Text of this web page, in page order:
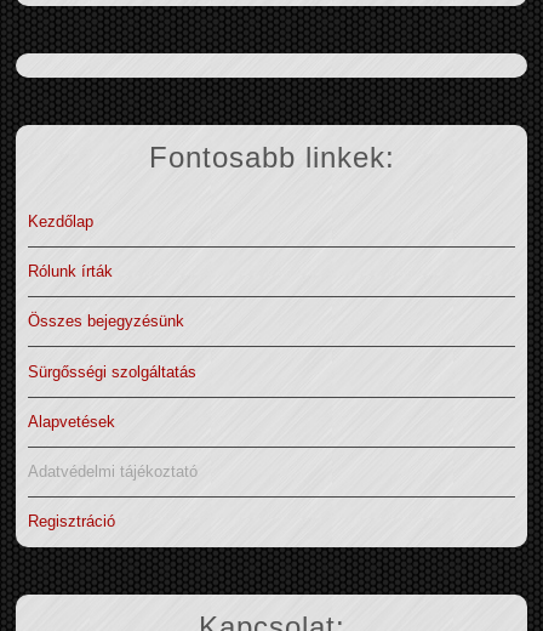
Fontosabb linkek:
Kezdőlap
Rólunk írták
Összes bejegyzésünk
Sürgősségi szolgáltatás
Alapvetések
Adatvédelmi tájékoztató
Regisztráció